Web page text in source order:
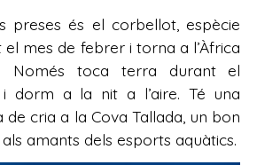
preses és el corbellot, espècie
mes de febrer i torna a l’Àfrica
Només toca terra durant el
dorm a la nit a l’aire. Té una
cria a la Cova Tallada, un bon
amants dels esports aquàtics.